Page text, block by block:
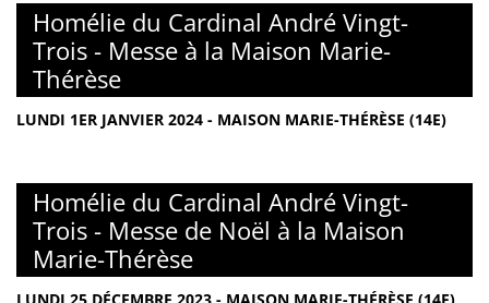
Homélie du Cardinal André Vingt-
Trois - Messe à la Maison Marie-
Thérèse
LUNDI 1ER JANVIER 2024 - MAISON MARIE-THÉRÈSE (14E)
Homélie du Cardinal André Vingt-
Trois - Messe de Noël à la Maison
Marie-Thérèse